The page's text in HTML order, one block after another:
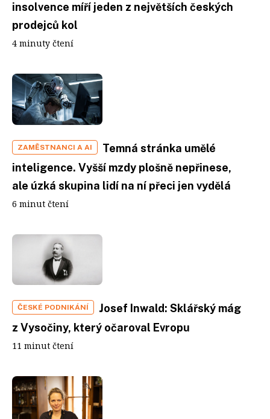
insolvence míří jeden z největších českých
prodejců kol
4 minuty čtení
ZAMĚSTNANCI A AI
Temná stránka umělé
inteligence. Vyšší mzdy plošně nepřinese,
ale úzká skupina lidí na ní přeci jen vydělá
6 minut čtení
ČESKÉ PODNIKÁNÍ
Josef Inwald: Sklářský mág
z Vysočiny, který očaroval Evropu
11 minut čtení